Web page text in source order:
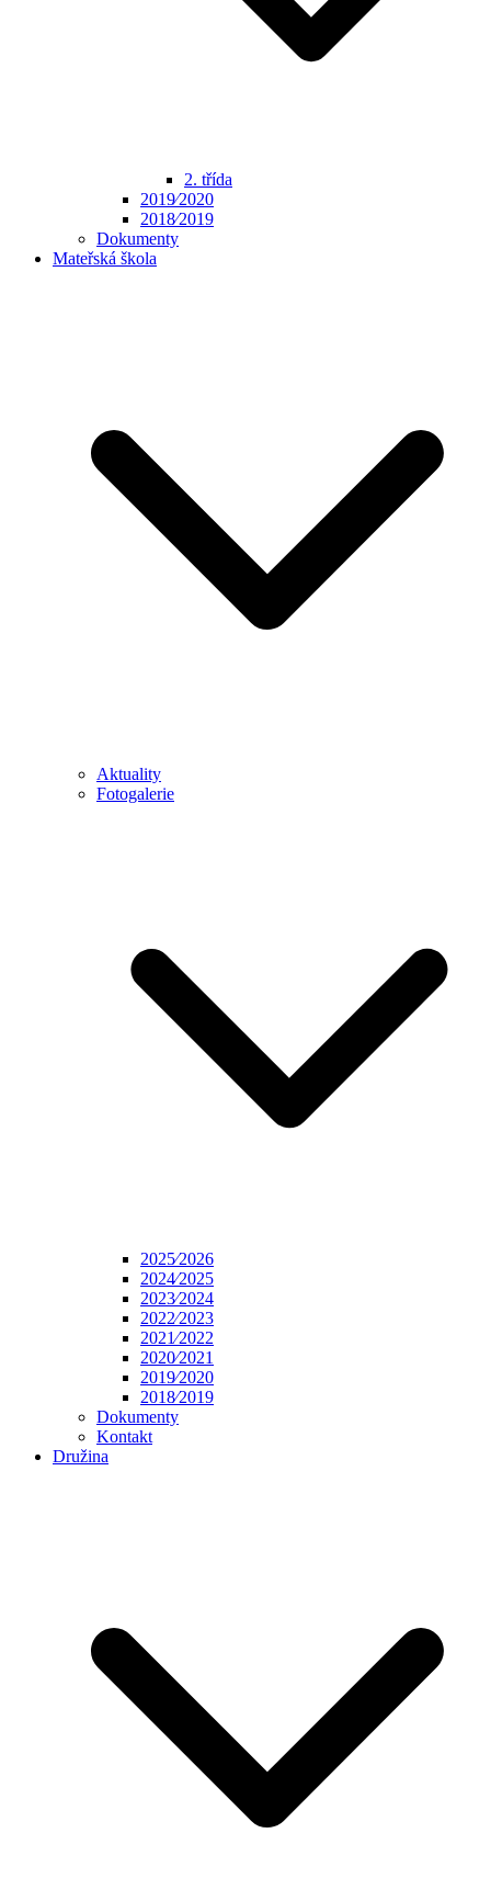
2. třída
2019⁄2020
2018⁄2019
Dokumenty
Mateřská škola
Aktuality
Fotogalerie
2025⁄2026
2024⁄2025
2023⁄2024
2022⁄2023
2021⁄2022
2020⁄2021
2019⁄2020
2018⁄2019
Dokumenty
Kontakt
Družina